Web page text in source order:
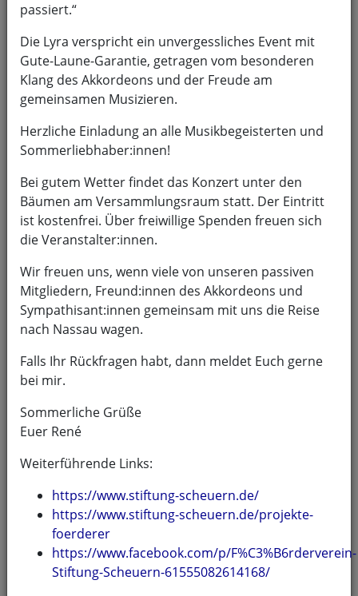
Samstag, 8. August 2026 14:00–16:00 Uhr
Sommerkonzert beim Förderverein
Stiftung Scheuern
Es spielt das 1. Orchester.
Förder- und Freundeskreis Stiftung Scheuern
e.V.
56377 Nassau
Navigation
passiert.“
Die Lyra verspricht ein unvergessliches Event mit
Gute-Laune-Garantie, getragen vom besonderen
Klang des Akkordeons und der Freude am
gemeinsamen Musizieren.
Herzliche Einladung an alle Musikbegeisterten und
Sommerliebhaber:innen!
Bei gutem Wetter findet das Konzert unter den
Bäumen am Versammlungsraum statt. Der Eintritt
ist kostenfrei. Über freiwillige Spenden freuen sich
die Veranstalter:innen.
Wir freuen uns, wenn viele von unseren passiven
Mitgliedern, Freund:innen des Akkordeons und
Sympathisant:innen gemeinsam mit uns die Reise
nach Nassau wagen.
Falls Ihr Rückfragen habt, dann meldet Euch gerne
bei mir.
Sommerliche Grüße
Euer René
Weiterführende Links:
https://www.stiftung-scheuern.de/
https://www.stiftung-scheuern.de/projekte-
foerderer
https://www.facebook.com/p/F%C3%B6rderverein-
Stiftung-Scheuern-61555082614168/